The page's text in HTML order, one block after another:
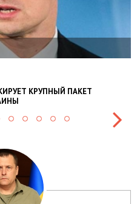
КРУПНЫЙ ПАКЕТ